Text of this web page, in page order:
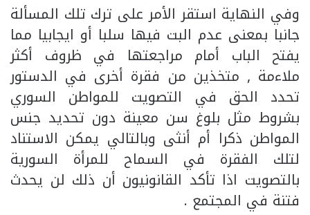
وفي النهاية استقر الأمر على ترك تلك المسألة
جانبا بمعنى عدم البت فيها سلبا أو ايجابيا مما
يفتح الباب أمام مراجعتها في ظروف أكثر
ملاءمة , متخذين من فقرة أخرى في الدستور
تحدد الحق في التصويت للمواطن السوري
بشروط مثل بلوغ سن معينة دون تحديد جنس
المواطن ذكرا أم أنثى وبالتالي يمكن الاستناد
لتلك الفقرة في السماح للمرأة السورية
بالتصويت اذا تأكد القانونيون أن ذلك لن يحدث
فتنة في المجتمع .